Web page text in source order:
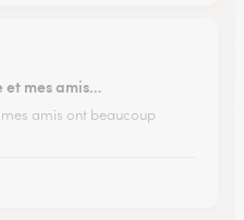
et mes amis…
amis ont beaucoup